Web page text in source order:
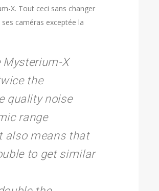
X. Tout ceci sans changer
caméras exceptée la
Mysterium-X
the
quality noise
range
also means that
to get similar